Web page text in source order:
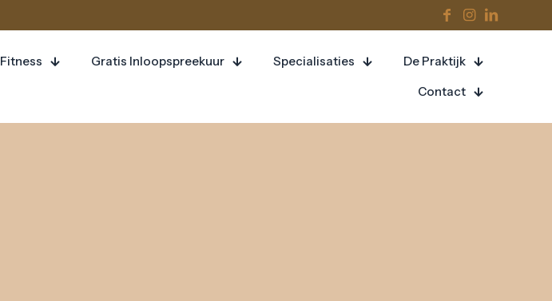
Fitness Gratis Inloopspreekuur Specialisaties
De Praktijk
Contact